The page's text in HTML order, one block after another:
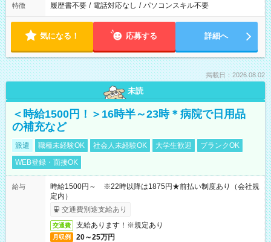
特徴 履歴書不要 / 電話対応なし / パソコンスキル不要
気になる！ 応募する 詳細へ
掲載日：2026.08.02
未読
＜時給1500円！＞16時半～23時＊病院で日用品
の補充など
派遣 職種未経験OK 社会人未経験OK 大学生歓迎
ブランクOK
WEB登録・面接OK
給与
時給1500円～ ※22時以降は1875円★前払い制度あり（会社規
定内）
交通費別途支給あり
交通費 支給あります！※規定あり
月収例 20～25万円